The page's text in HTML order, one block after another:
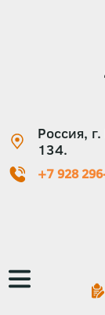
Россия,
134.
+7 928
Основная
навигация